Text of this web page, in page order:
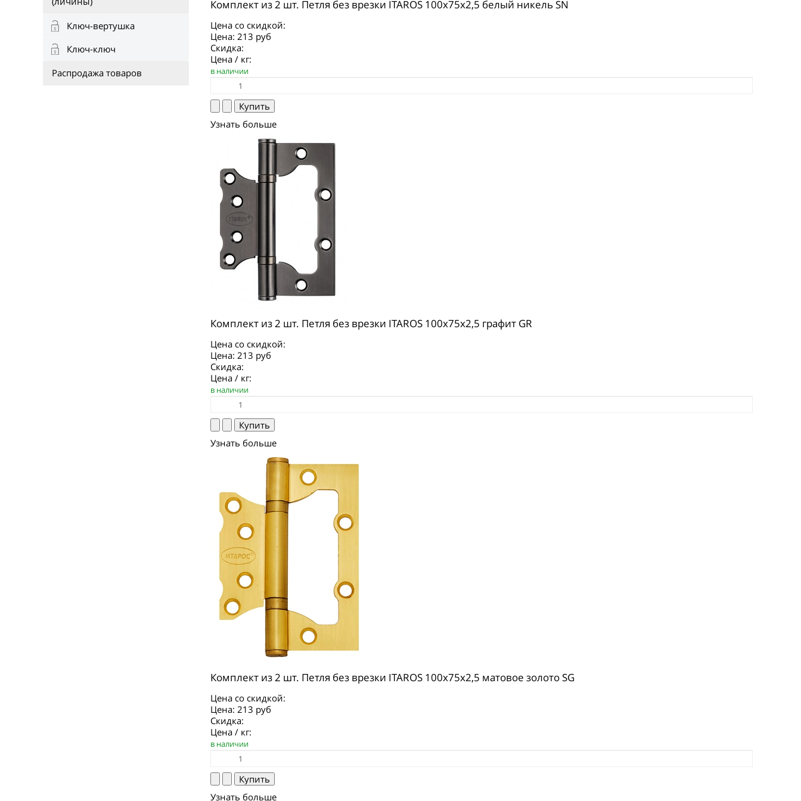
Ключ-вертушка
Ключ-ключ
Распродажа товаров
Комплект из 2 шт. Петля без врезки ITAROS 100х75х2,5 белый никель SN
Цена со скидкой:
Цена: 213 руб
Скидка:
Цена / кг:
в наличии
Узнать больше
Комплект из 2 шт. Петля без врезки ITAROS 100х75х2,5 графит GR
Цена со скидкой:
Цена: 213 руб
Скидка:
Цена / кг:
в наличии
Узнать больше
Комплект из 2 шт. Петля без врезки ITAROS 100х75х2,5 матовое золото SG
Цена со скидкой:
Цена: 213 руб
Скидка:
Цена / кг:
в наличии
Узнать больше